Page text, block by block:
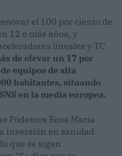
el 100 por ciento de
12 o más años, y
lineales y TC
de elevar un 17 por
equipos de alta
habitantes, situando
en la media europea.
Podemos Rosa María
inversión en sanidad
que se sigan